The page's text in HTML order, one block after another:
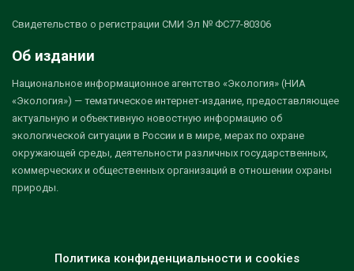
Свидетельство о регистрации СМИ Эл № ФС77-80306
Об издании
Национальное информационное агентство «Экология» (НИА
«Экология») — тематическое интернет-издание, предоставляющее
актуальную и объективную новостную информацию об
экологической ситуации в России и в мире, мерах по охране
окружающей среды, деятельности различных государственных,
коммерческих и общественных организаций в отношении охраны
природы.
Политика конфиденциальности и cookies